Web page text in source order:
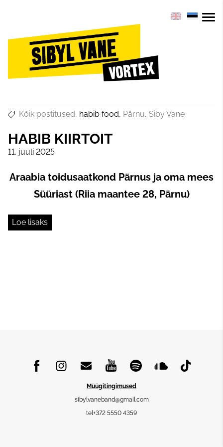
Kõik postitused habib food Pärnu Siby Vane
HABIB KIIRTOIT
11. juuli 2025
Araabia toidusaatkond Pärnus ja oma mees
Süüriast (Riia maantee 28, Pärnu)
Loe lisaks
Müügitingimused
sibylvaneband@gmail.com
tel+372 5550 4359